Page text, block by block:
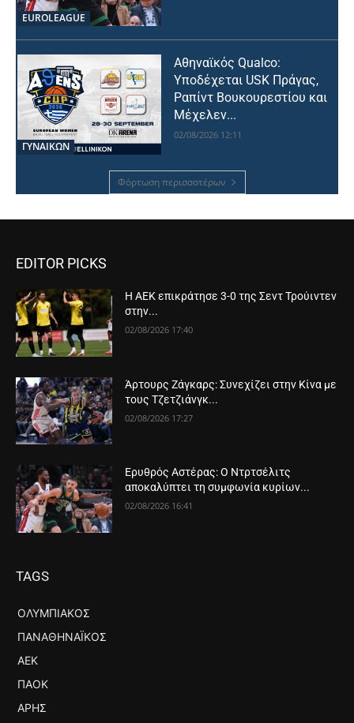
EUROLEAGUE
ΓΥΝΑΙΚΩΝ
Αθηναϊκός Qualco:
Υποδέχεται USK Πράγας,
Ραπίντ Βουκουρεστίου και
Μέχελεν...
02/08/2026 12:11
Φόρτωση περισσοτέρων
EDITOR PICKS
Η ΑΕΚ επικράτησε 3-0 της Σεντ Τρούιντεν
στην...
02/08/2026 17:40
Άρτουρς Ζάγκαρς: Συνεχίζει στην Κίνα με
τους Τζετζιάνγκ...
02/08/2026 17:27
Ερυθρός Αστέρας: Ο Ντρτσέλιτς
αποκαλύπτει τη συμφωνία κυρίων...
02/08/2026 16:41
TAGS
ΟΛΥΜΠΙΑΚΌΣ
ΠΑΝΑΘΗΝΑΪΚΌΣ
ΑΕΚ
ΠΑΟΚ
ΆΡΗΣ